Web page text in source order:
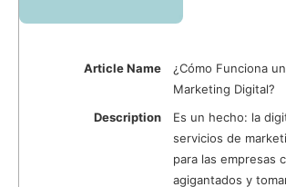
Article Name
¿Cómo Funciona
Marketing Digital?
Description
Es un hecho: la
servicios de
para las empresas
agigantados y